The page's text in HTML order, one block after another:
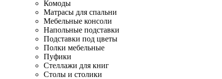
Комоды
Матрасы для спальни
Мебельные консоли
Напольные подставки
Подставки под цветы
Полки мебельные
Пуфики
Стеллажи для книг
Столы и столики